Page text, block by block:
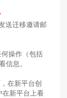
迁移邀请邮
操作（包括
信息。
在新平台创
在新平台上看